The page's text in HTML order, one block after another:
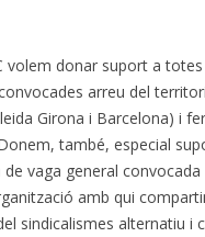
volem donar suport a
arreu del territori
Girona i Barcelona) i
també, especial
vaga general convocada
amb qui
sindicalismes alternatiu i